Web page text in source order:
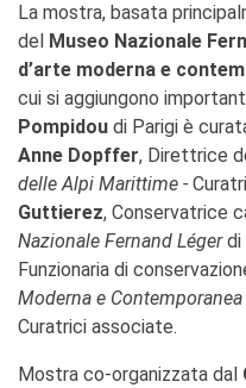
La mostra, basata
del
Museo Nazionale
d’arte moderna e
cui si aggiungono
Pompidou di Parigi è
Anne Dopffer, Direttrice
delle Alpi Marittime -
Guttierez, Conservatrice
Nazionale Fernand Légerdi
Funzionaria di
Moderna e
Curatrici associate.
Mostra co-organizzata dal